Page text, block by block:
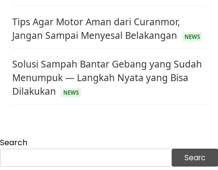
Tips Agar Motor Aman dari Curanmor,
Jangan Sampai Menyesal Belakangan
NEWS
Solusi Sampah Bantar Gebang yang Sudah
Menumpuk — Langkah Nyata yang Bisa
Dilakukan
NEWS
Search
Searc
Sinopsis Film Marauders, Misteri Perampokan
30 Juni 2026